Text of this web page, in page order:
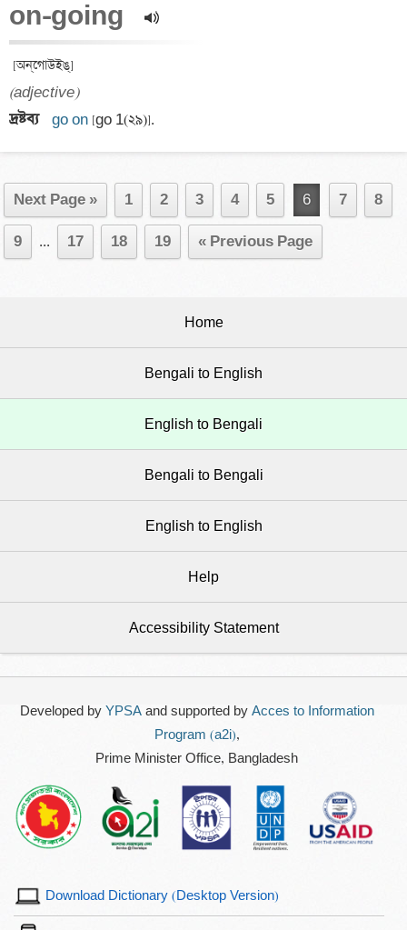
on-going
(adjective)
দ্রষ্টব্য go on
Next Page » 1 2 3 4 5 6 7 8
9 ... 17 18 19 « Previous Page
Home
Bengali to English
English to Bengali
Bengali to Bengali
English to English
Help
Accessibility Statement
Developed by YPSAand supported by Acces to Information
Program (a2i),
Prime Minister Office, Bangladesh
Download Dictionary (Desktop Version)